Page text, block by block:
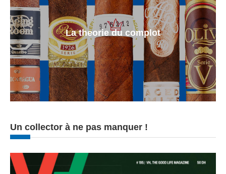
La theorie du complot
Un collector à ne pas manquer !